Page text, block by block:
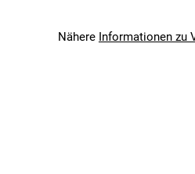
Bitte beachte, dass es zu
Nähere Informationen zu